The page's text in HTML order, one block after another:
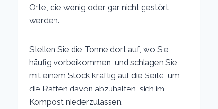
Orte, die wenig oder gar nicht gestört
werden.
Stellen Sie die Tonne dort auf, wo Sie
häufig vorbeikommen, und schlagen Sie
mit einem Stock kräftig auf die Seite, um
die Ratten davon abzuhalten, sich im
Kompost niederzulassen.